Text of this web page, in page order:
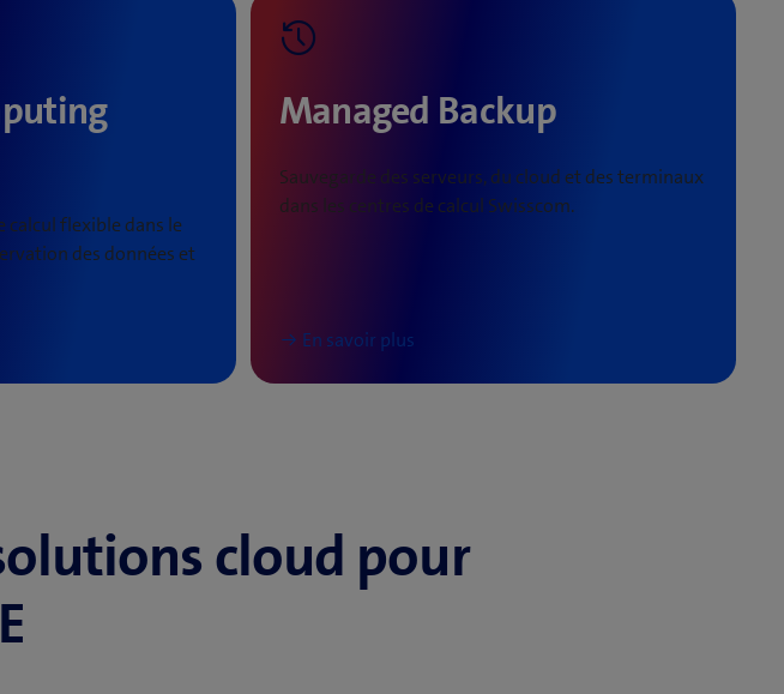
calcul flexible dans le
des données et
Managed Backup
Sauvegarde des serveurs, du cloud et des terminaux
dans les centres de calcul Swisscom.
En savoir plus
cloud pour